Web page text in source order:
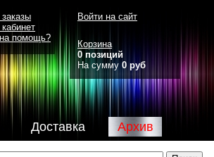
Доставка Архив
помощь?
Войти на сайт
Корзина
0 позиций
На сумму 0 руб